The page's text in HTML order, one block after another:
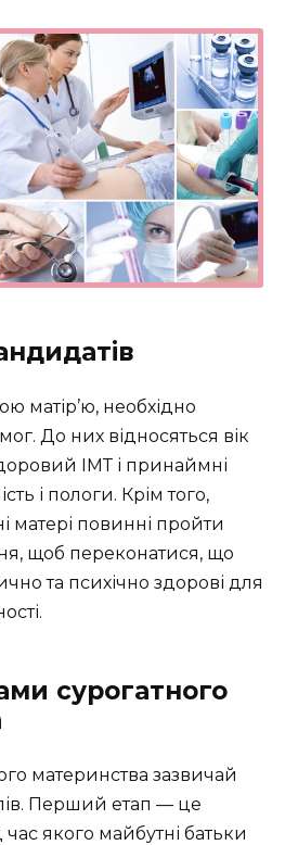
матір’ю, необхідно
До них відносяться вік
ІМТ і принаймні
і пологи. Крім того,
матері повинні пройти
щоб переконатися, що
та психічно здорові для
сурогатного
материнства зазвичай
Перший етап — це
якого майбутні батьки